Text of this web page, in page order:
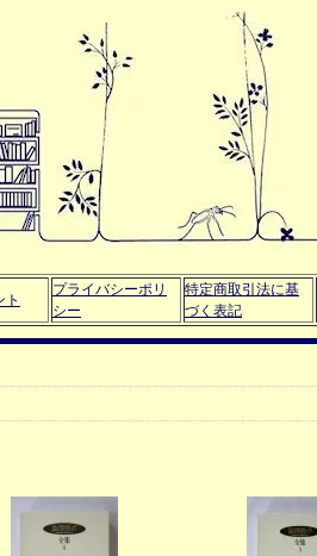
ト
プライバシーポリ
シー
特定商取引法に基
づく表記